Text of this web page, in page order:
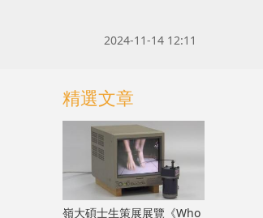
2024-11-14 12:11
精選文章
嶺大碩士生策展展覽《Who